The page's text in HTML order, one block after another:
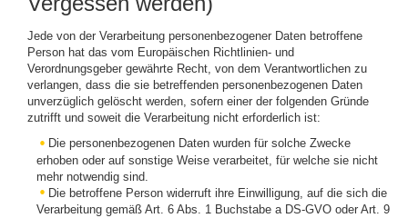
Jede von der Verarbeitung personenbezogener Daten betroffene
Person hat das vom Europäischen Richtlinien- und
Verordnungsgeber gewährte Recht, von dem Verantwortlichen zu
verlangen, dass die sie betreffenden personenbezogenen Daten
unverzüglich gelöscht werden, sofern einer der folgenden Gründe
zutrifft und soweit die Verarbeitung nicht erforderlich ist:
Die personenbezogenen Daten wurden für solche Zwecke
erhoben oder auf sonstige Weise verarbeitet, für welche sie nicht
mehr notwendig sind.
Die betroffene Person widerruft ihre Einwilligung, auf die sich die
Verarbeitung gemäß Art. 6 Abs. 1 Buchstabe a DS-GVO oder Art. 9